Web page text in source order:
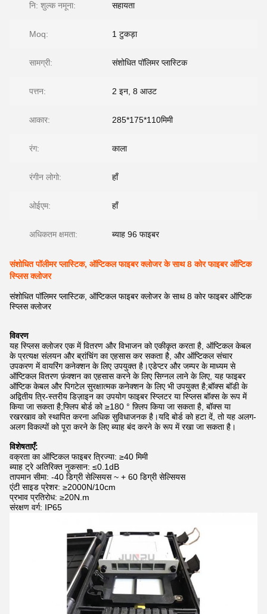
नि: शुल्क नमूना: सहायता
Moq: 1 टुकड़ा
सामग्री: संशोधित पॉलिमर प्लास्टिक
पत्तन: 2 इन, 8 आउट
आकार: 285*175*110मिमी
रंग: काला
रंगीन लोगो: हाँ
ओईएम: हाँ
अधिकतम क्षमता: ब्याह 96 फाइबर
संशोधित पॉलीमर प्लास्टिक, ऑप्टिकल फाइबर क्लोजर के साथ 8 कोर फाइबर ऑप्टिक
स्प्लिस क्लोजर
संशोधित पॉलिमर प्लास्टिक, ऑप्टिकल फाइबर क्लोजर के साथ 8 कोर फाइबर ऑप्टिक
स्प्लिस क्लोजर
विवरण
यह स्प्लिस क्लोजर एक में वितरण और विभाजन को एकीकृत करता है, ऑप्टिकल केबल
के प्रत्यक्ष संलयन और ब्रांचिंग का एहसास कर सकता है, और ऑप्टिकल संचार
उपकरण में वायरिंग कनेक्शन के लिए उपयुक्त है।एडेप्टर और जम्पर के माध्यम से
ऑप्टिकल वितरण फ़ंक्शन का एहसास करने के लिए सिग्नल लाने के लिए, यह फाइबर
ऑप्टिक केबल और पिगटेल सुरक्षात्मक कनेक्शन के लिए भी उपयुक्त है;बॉक्स बॉडी के
अद्वितीय त्रि-स्तरीय डिज़ाइन का उपयोग फाइबर स्प्लिटर या स्प्लिस बॉक्स के रूप में
किया जा सकता है;फ्लिप बोर्ड को ≥180 ° फ़्लिप किया जा सकता है, बॉक्स या
रखरखाव को स्थापित करना अधिक सुविधाजनक है।यदि बोर्ड को हटा दें, तो यह अलग-
अलग विकल्पों को पूरा करने के लिए ब्याह बंद करने के रूप में रखा जा सकता है।
विशेषताएँ:
वक्रता का ऑप्टिकल फाइबर त्रिज्या: ≥40 मिमी
ब्याह ट्रे अतिरिक्त नुकसान: ≤0.1dB
तापमान सीमा: -40 डिग्री सेल्सियस ~ + 60 डिग्री सेल्सियस
एंटी साइड प्रेशर: ≥2000N/10cm
प्रभाव प्रतिरोध: ≥20N.m
संरक्षण वर्ग: IP65